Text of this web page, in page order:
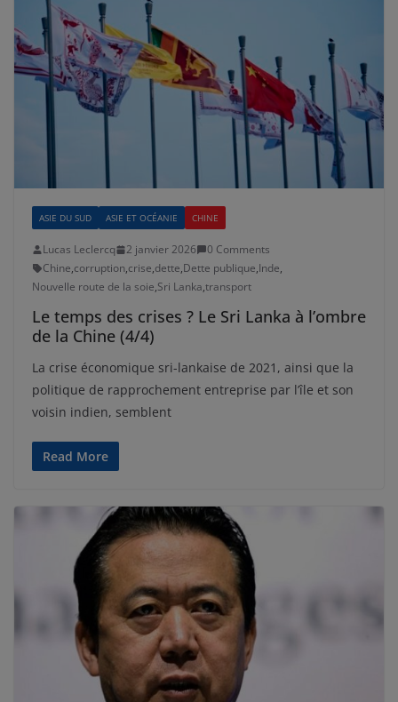
ASIE DU SUD ASIE ET OCÉANIE CHINE
Lucas Leclercq 2 janvier 2026
0 Comments
Chine,corruption,crise,dette,Dette publique,Inde,
Nouvelle route de la soie,Sri Lanka,transport
Le temps des crises ? Le Sri Lanka à l’ombre
de la Chine (4/4)
La crise économique sri-lankaise de 2021, ainsi que la
politique de rapprochement entreprise par l’île et son
voisin indien, semblent
Read More